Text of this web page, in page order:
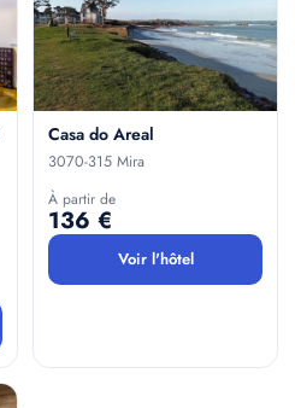
Casa do Areal
3070-315 Mira
À partir de
136 €
Voir l'hôtel